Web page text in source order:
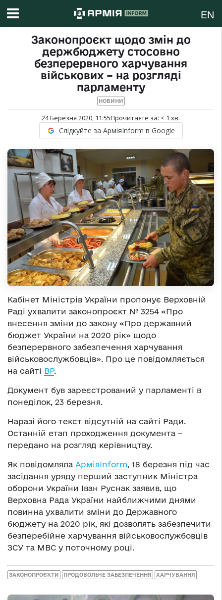
EN
Законопроєкт щодо змін до
держбюджету стосовно
безперервного харчування
військових – на розгляді
парламенту
НОВИНИ
24 Березня 2020, 11:55Прочитаєте за: < 1 хв.
Слідкуйте за АрміяInform в Google
Кабінет Міністрів України пропонує Верховній
Раді ухвалити законопроєкт № 3254 «Про
внесення зміни до закону «Про державний
бюджет України на 2020 рік» щодо
безперервного забезпечення харчування
військовослужбовців». Про це повідомляється
на сайті ВР.
Документ був зареєстрований у парламенті в
понеділок, 23 березня.
Наразі його текст відсутній на сайті Ради.
Останній етап проходження документа –
передано на розгляд керівництву.
Як повідомляла АрміяInform , 18 березня під час
засідання уряду перший заступник Міністра
оборони України Іван Руснак заявив, що
Верховна Рада України найближчими днями
повинна ухвалити зміни до Державного
бюджету на 2020 рік, які дозволять забезпечити
безперебійне харчування військовослужбовців
ЗСУ та МВС у поточному році.
ЗАКОНОПРОЄКТИ ПРОДОВОЛЬЧЕ ЗАБЕЗПЕЧЕННЯ ХАРЧУВАННЯ